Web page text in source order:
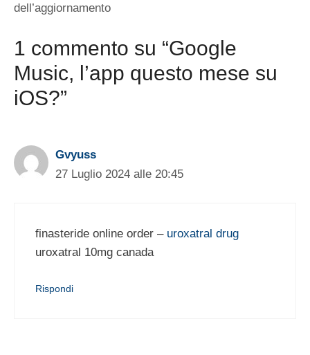
dell’aggiornamento
1 commento su “Google
Music, l’app questo mese su
iOS?”
Gvyuss
27 Luglio 2024 alle 20:45
finasteride online order – uroxatral drug
uroxatral 10mg canada
Rispondi